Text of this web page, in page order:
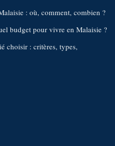
: où, comment, combien ?
budget pour vivre en Malaisie ?
choisir : critères, types,